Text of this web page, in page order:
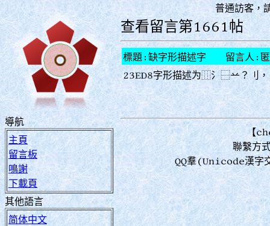
導航
主頁
留言板
鳴謝
下載頁
其他語言
简体中文
普通訪客，
查看留言第1661帖
標題:缺字形描述字 留言人:匿
23ED8字形描述为⿲氵⿱䒑？刂
【
聯繫方
QQ羣(Unicode漢字